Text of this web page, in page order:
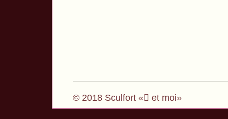
© 2018 Sculfort « et moi»